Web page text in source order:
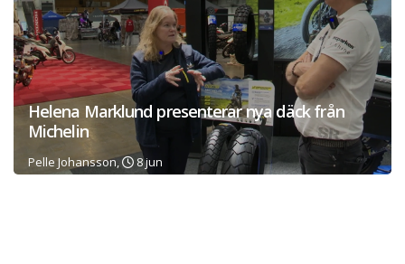
Helena Marklund presenterar nya däck från
Michelin
Pelle Johansson, 8 jun